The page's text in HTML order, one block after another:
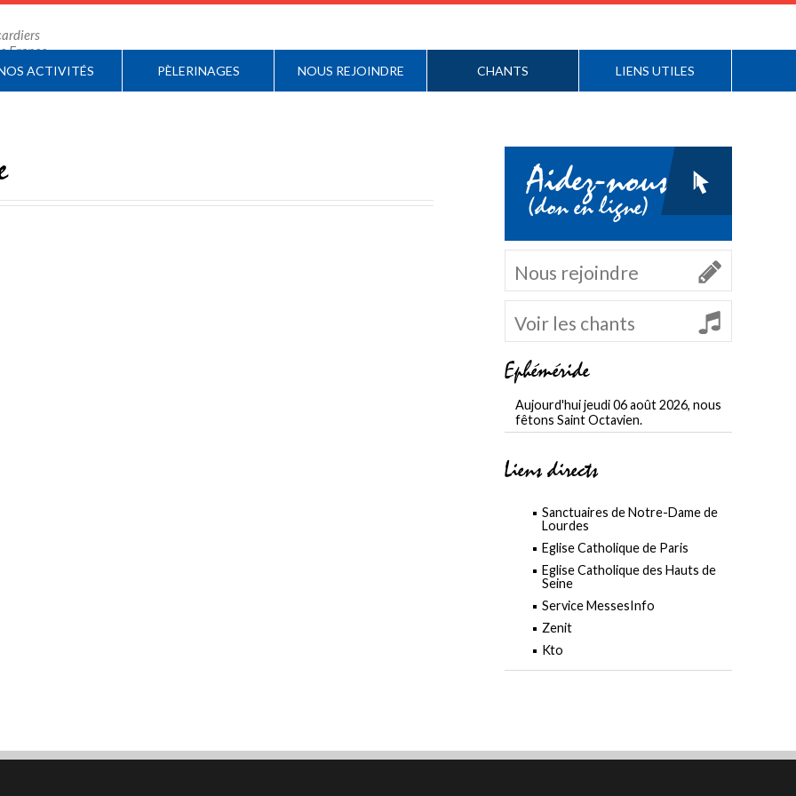
France
ACTIVITÉS PÈLERINAGES NOUS REJOINDRE CHANTS LIENS UTILES
Aidez-nous
(don en ligne)
Nous rejoindre
Voir les chants
Ephéméride
Aujourd'hui jeudi 06 août 2026, nous
fêtons Saint Octavien.
Liens directs
Sanctuaires de Notre-Dame de
Lourdes
Eglise Catholique de Paris
Eglise Catholique des Hauts de
Seine
Service MessesInfo
Zenit
Kto